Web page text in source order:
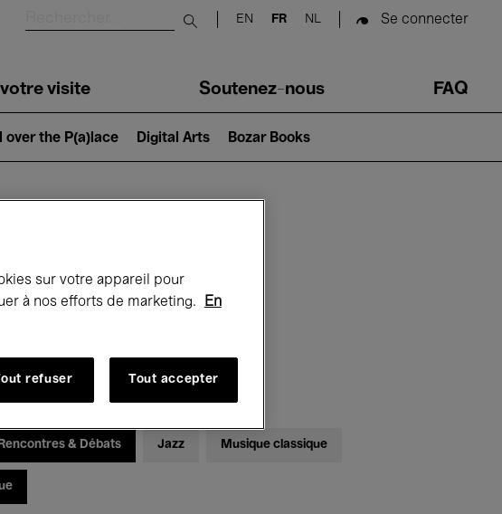
Submit search
EN FR NL Se connecter
visite Soutenez-nous FAQ
over the P(a)lace Digital Arts Bozar Books
Bozar
Rencontres & Débats Jazz Musique classique
sur votre appareil pour
à nos efforts de marketing.
En
refuser Tout accepter